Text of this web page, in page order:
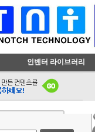
인벤터 라이브러리